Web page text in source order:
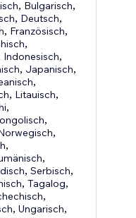
, Bulgarisch,
, Deutsch,
, Französisch,
,
Indonesisch,
, Japanisch,
,
, Litauisch,
,
,
,
,
,
,Serbisch,
,Tagalog,
,
,Ungarisch,